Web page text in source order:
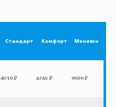
Стандарт Комфорт Минивэн
4510 ₽ 6765 ₽ 9020 ₽